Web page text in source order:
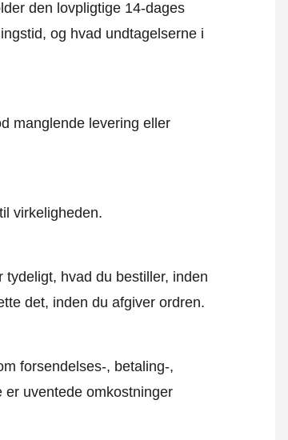
den lovpligtige 14-dages
og hvad undtagelserne i
manglende levering eller
virkeligheden.
hvad du bestiller, inden
det, inden du afgiver ordren.
forsendelses-, betaling-,
er uventede omkostninger